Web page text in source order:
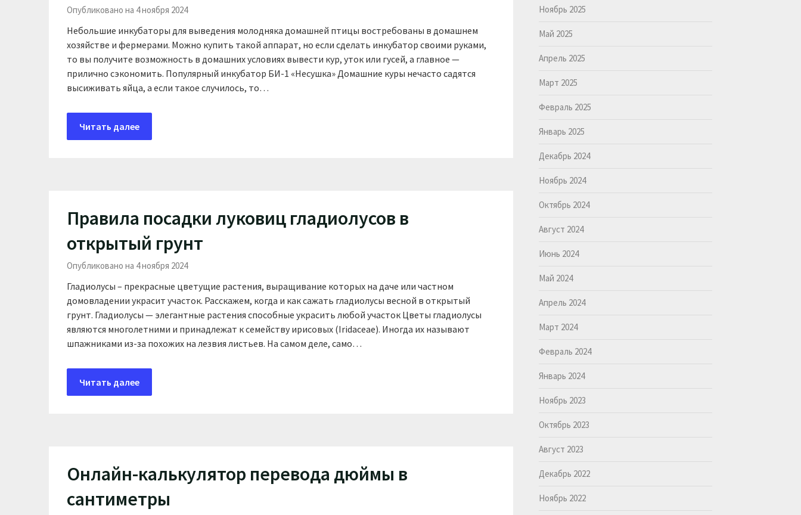
Опубликовано на 4 ноября 2024
Небольшие инкубаторы для выведения молодняка домашней птицы востребованы в домашнем
хозяйстве и фермерами. Можно купить такой аппарат, но если сделать инкубатор своими руками,
то вы получите возможность в домашних условиях вывести кур, уток или гусей, а главное —
прилично сэкономить. Популярный инкубатор БИ-1 «Несушка» Домашние куры нечасто садятся
высиживать яйца, а если такое случилось, то…
Читать далее
Правила посадки луковиц гладиолусов в
открытый грунт
Опубликовано на 4 ноября 2024
Гладиолусы – прекрасные цветущие растения, выращивание которых на даче или частном
домовладении украсит участок. Расскажем, когда и как сажать гладиолусы весной в открытый
грунт. Гладиолусы — элегантные растения способные украсить любой участок Цветы гладиолусы
являются многолетними и принадлежат к семейству ирисовых (Iridaceae). Иногда их называют
шпажниками из-за похожих на лезвия листьев. На самом деле, само…
Читать далее
Онлайн-калькулятор перевода дюймы в
сантиметры
Ноябрь 2025
Май 2025
Апрель 2025
Март 2025
Февраль 2025
Январь 2025
Декабрь 2024
Ноябрь 2024
Октябрь 2024
Август 2024
Июнь 2024
Май 2024
Апрель 2024
Март 2024
Февраль 2024
Январь 2024
Ноябрь 2023
Октябрь 2023
Август 2023
Декабрь 2022
Ноябрь 2022